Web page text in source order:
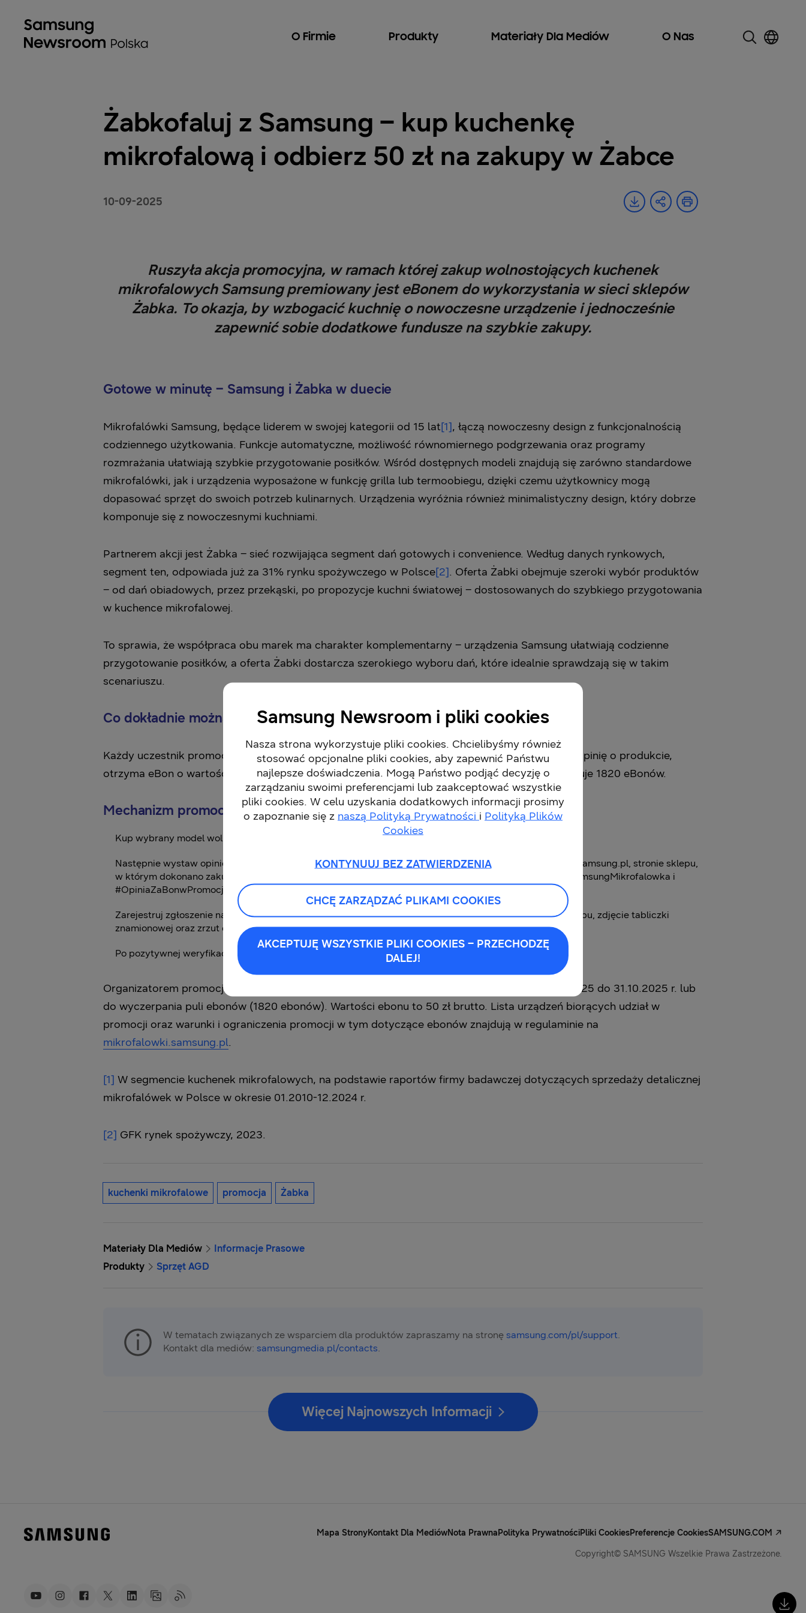
O Firmie Produkty Materiały Dla Mediów O Nas
Żabkofaluj z Samsung – kup kuchenkę
mikrofalową i odbierz 50 zł na zakupy w Żabce
10-09-2025
Ruszyła akcja promocyjna, w ramach której zakup wolnostojących kuchenek
mikrofalowych Samsung premiowany jest eBonem do wykorzystania w sieci sklepów
Żabka. To okazja, by wzbogacić kuchnię o nowoczesne urządzenie i jednocześnie
zapewnić sobie dodatkowe fundusze na szybkie zakupy.
Gotowe w minutę – Samsung i Żabka w duecie
Mikrofalówki Samsung, będące liderem w swojej kategorii od 15 lat[1], łączą nowoczesny design z funkcjonalnością
codziennego użytkowania. Funkcje automatyczne, możliwość równomiernego podgrzewania oraz programy
rozmrażania ułatwiają szybkie przygotowanie posiłków. Wśród dostępnych modeli znajdują się zarówno standardowe
mikrofalówki, jak i urządzenia wyposażone w funkcję grilla lub termoobiegu, dzięki czemu użytkownicy mogą
dopasować sprzęt do swoich potrzeb kulinarnych. Urządzenia wyróżnia również minimalistyczny design, który dobrze
komponuje się z nowoczesnymi kuchniami.
Partnerem akcji jest Żabka – sieć rozwijająca segment dań gotowych i convenience. Według danych rynkowych,
segment ten, odpowiada już za 31% rynku spożywczego w Polsce[2]. Oferta Żabki obejmuje szeroki wybór produktów
– od dań obiadowych, przez przekąski, po propozycje kuchni światowej – dostosowanych do szybkiego przygotowania
w kuchence mikrofalowej.
To sprawia, że współpraca obu marek ma charakter komplementarny – urządzenia Samsung ułatwiają codzienne
przygotowanie posiłków, a oferta Żabki dostarcza szerokiego wyboru dań, które idealnie sprawdzają się w takim
scenariuszu.
Co dokładnie można zyskać?
Każdy uczestnik promocji, który kupi wolnostojącą kuchenkę mikrofalową Samsung i wystawi opinię o produkcie,
otrzyma eBon o wartości 50 zł brutto do wykorzystania w sklepach Żabka. Pula nagród obejmuje 1820 eBonów.
Mechanizm promocji
Kup wybrany model wolnostojącej mikrofalówki Samsung w terminie od 04.09.2025 do 31.10.2025.
Następnie wystaw opinię o zakupionym produkcie – minimum 200 znaków, w języku polskim, na stronie samsung.pl, stronie sklepu,
w którym dokonano zakupu lub w porównywarce cenowej, pamiętając o dodaniu oznaczeń #PromocjaSamsungMikrofalowka i
#OpiniaZaBonwPromocji.
Zarejestruj zgłoszenie na stronie mikrofalowki.samsung.pl najpóźniej do 21.11.2025 r. i dołącz dowód zakupu, zdjęcie tabliczki
znamionowej oraz zrzut ekranu potwierdzający dodanie opinii.
Po pozytywnej weryfikacji otrzymasz eBon o wartości 50 zł do Żabki.
Organizatorem promocji jest Samsung Electronics Polska sp. z o.o. Promocja trwa od 04.09.2025 do 31.10.2025 r. lub
do wyczerpania puli ebonów (1820 ebonów). Wartości ebonu to 50 zł brutto. Lista urządzeń biorących udział w
promocji oraz warunki i ograniczenia promocji w tym dotyczące ebonów znajdują w regulaminie na
mikrofalowki.samsung.pl.
[1] W segmencie kuchenek mikrofalowych, na podstawie raportów firmy badawczej dotyczących sprzedaży detalicznej
mikrofalówek w Polsce w okresie 01.2010-12.2024 r.
[2] GFK rynek spożywczy, 2023.
kuchenki mikrofalowe promocja Żabka
Materiały Dla Mediów
Informacje Prasowe
Produkty
Sprzęt AGD
W tematach związanych ze wsparciem dla produktów zapraszamy na stronę samsung.com/pl/support.
Kontakt dla mediów: samsungmedia.pl/contacts.
Więcej Najnowszych Informacji
Mapa StronyKontakt Dla MediówNota Prawna Polityka PrywatnościPliki CookiesPreferencje CookiesSAMSUNG.COM
Copyright© SAMSUNG Wszelkie Prawa Zastrzeżone.
Samsung Newsroom i pliki cookies
Nasza strona wykorzystuje pliki cookies. Chcielibyśmy również
stosować opcjonalne pliki cookies, aby zapewnić Państwu
najlepsze doświadczenia. Mogą Państwo podjąć decyzję o
zarządzaniu swoimi preferencjami lub zaakceptować wszystkie
pliki cookies. W celu uzyskania dodatkowych informacji prosimy
o zapoznanie się z naszą Polityką Prywatności i Polityką Plików
Cookies
KONTYNUUJ BEZ ZATWIERDZENIA
CHCĘ ZARZĄDZAĆ PLIKAMI COOKIES
AKCEPTUJĘ WSZYSTKIE PLIKI COOKIES – PRZECHODZĘ
DALEJ!